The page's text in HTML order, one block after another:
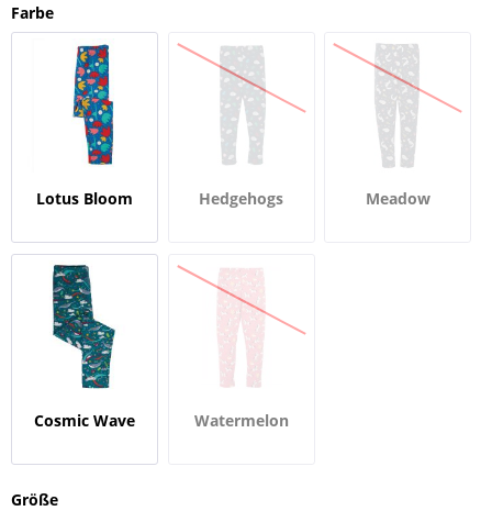
Farbe
Lotus Bloom Hedgehogs Meadow
Cosmic Wave Watermelon
Größe